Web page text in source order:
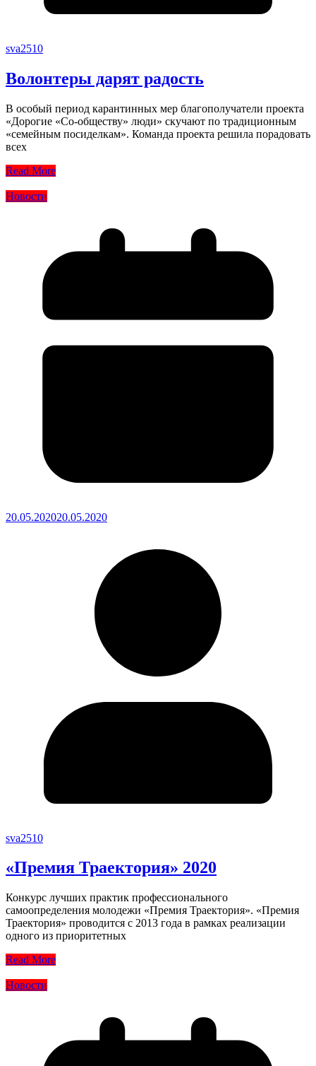
sva2510
Волонтеры дарят радость
В особый период карантинных мер благополучатели проекта
«Дорогие «Со-обществу» люди» скучают по традиционным
«семейным посиделкам». Команда проекта решила порадовать
всех
Read More
Новости
20.05.202020.05.2020
sva2510
«Премия Траектория» 2020
Конкурс лучших практик профессионального
самоопределения молодежи «Премия Траектория». «Премия
Траектория» проводится с 2013 года в рамках реализации
одного из приоритетных
Read More
Новости